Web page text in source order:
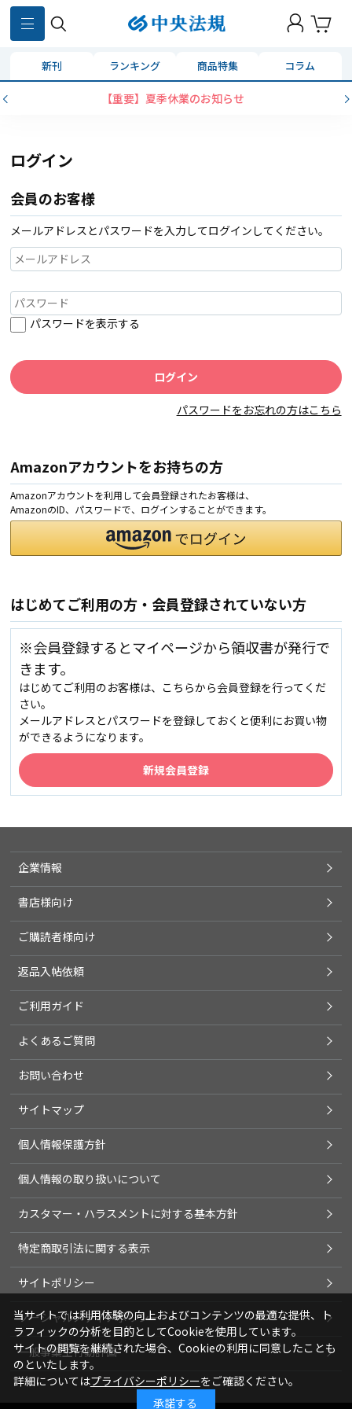
新刊 ランキング 商品特集 コラム
【重要】夏季休業のお知らせ
ログイン
会員のお客様
メールアドレスとパスワードを入力してログインしてください。
パスワードを表示する
パスワードをお忘れの方はこちら
Amazonアカウントをお持ちの方
Amazonアカウントを利用して会員登録されたお客様は、
AmazonのID、パスワードで、ログインすることができます。
はじめてご利用の方・会員登録されていない方
※会員登録するとマイページから領収書が発行で
きます。
はじめてご利用のお客様は、こちらから会員登録を行ってくだ
さい。
メールアドレスとパスワードを登録しておくと便利にお買い物
ができるようになります。
企業情報
書店様向け
ご購読者様向け
返品入帖依頼
ご利用ガイド
よくあるご質問
お問い合わせ
サイトマップ
個人情報保護方針
個人情報の取り扱いについて
カスタマー・ハラスメントに対する基本方針
特定商取引法に関する表示
サイトポリシー
ソーシャルメディアポリシー
一般事業主行動計画
当サイトでは利用体験の向上およびコンテンツの最適な提供、ト
ラフィックの分析を目的としてCookieを使用しています。
サイトの閲覧を継続された場合、Cookieの利用に同意したことも
のといたします。
詳細についてはプライバシーポリシーをご確認ください。
承諾する